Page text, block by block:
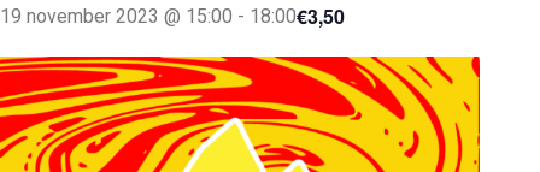
19 november 2023 @ 15:00 - 18:00€3,50